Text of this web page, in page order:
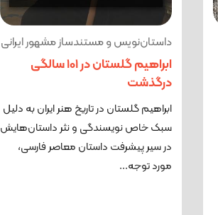
داستان‌نویس و مستندساز مشهور ایرانی
ابراهیم گلستان در 101 سالگی
درگذشت
ابراهیم گلستان در تاریخ هنر ایران به دلیل
سبک خاص نویسندگی و نثر داستان‌هایش
در سیر پیشرفت داستان معاصر فارسی،
مورد توجه...